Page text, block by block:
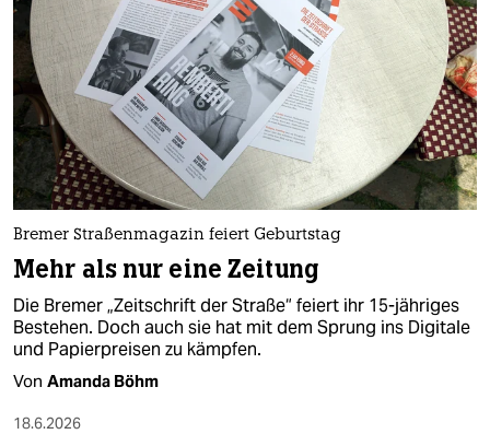
Bremer Straßenmagazin feiert Geburtstag
Mehr als nur eine Zeitung
Die Bremer „Zeitschrift der Straße“ feiert ihr 15-jähriges
Bestehen. Doch auch sie hat mit dem Sprung ins Digitale
und Papierpreisen zu kämpfen.
Von Amanda Böhm
18.6.2026